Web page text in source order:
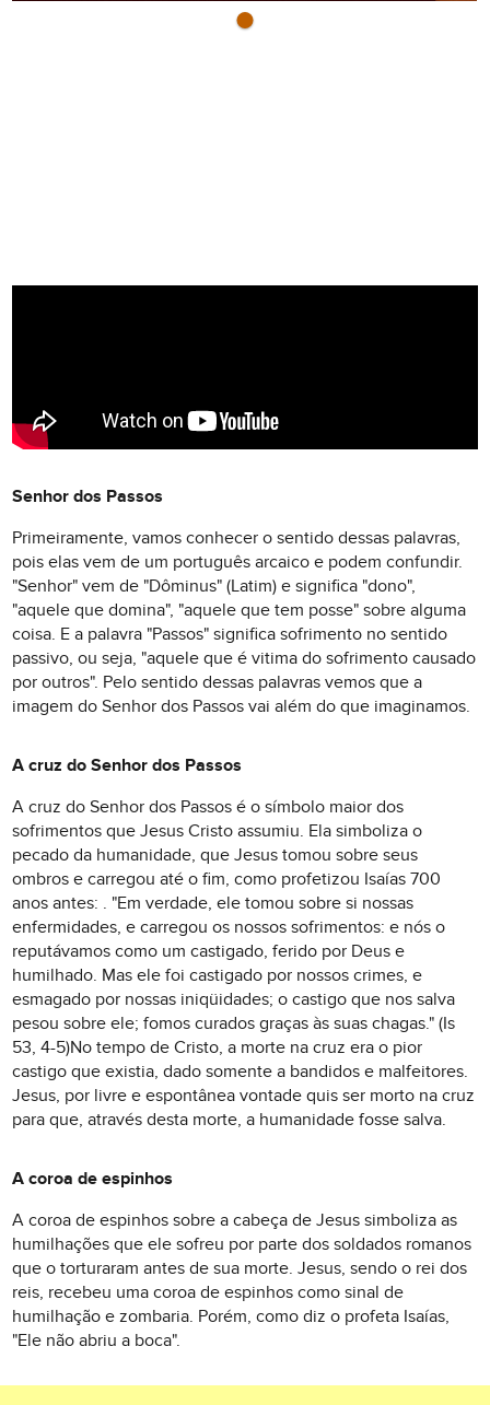
Senhor dos Passos
Primeiramente, vamos conhecer o sentido dessas palavras,
pois elas vem de um português arcaico e podem confundir.
"Senhor" vem de "Dôminus" (Latim) e significa "dono",
"aquele que domina", "aquele que tem posse" sobre alguma
coisa. E a palavra "Passos" significa sofrimento no sentido
passivo, ou seja, "aquele que é vitima do sofrimento causado
por outros". Pelo sentido dessas palavras vemos que a
imagem do Senhor dos Passos vai além do que imaginamos.
A cruz do Senhor dos Passos
A cruz do Senhor dos Passos é o símbolo maior dos
sofrimentos que Jesus Cristo assumiu. Ela simboliza o
pecado da humanidade, que Jesus tomou sobre seus
ombros e carregou até o fim, como profetizou Isaías 700
anos antes: . "Em verdade, ele tomou sobre si nossas
enfermidades, e carregou os nossos sofrimentos: e nós o
reputávamos como um castigado, ferido por Deus e
humilhado. Mas ele foi castigado por nossos crimes, e
esmagado por nossas iniqüidades; o castigo que nos salva
pesou sobre ele; fomos curados graças às suas chagas." (Is
53, 4-5)No tempo de Cristo, a morte na cruz era o pior
castigo que existia, dado somente a bandidos e malfeitores.
Jesus, por livre e espontânea vontade quis ser morto na cruz
para que, através desta morte, a humanidade fosse salva.
A coroa de espinhos
A coroa de espinhos sobre a cabeça de Jesus simboliza as
humilhações que ele sofreu por parte dos soldados romanos
que o torturaram antes de sua morte. Jesus, sendo o rei dos
reis, recebeu uma coroa de espinhos como sinal de
humilhação e zombaria. Porém, como diz o profeta Isaías,
"Ele não abriu a boca".